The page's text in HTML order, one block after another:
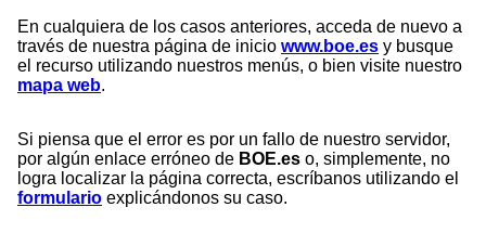
En cualquiera de los casos anteriores, acceda de nuevo a
través de nuestra página de inicio www.boe.es y busque
el recurso utilizando nuestros menús, o bien visite nuestro
mapa web.
Si piensa que el error es por un fallo de nuestro servidor,
por algún enlace erróneo de BOE.es o, simplemente, no
logra localizar la página correcta, escríbanos utilizando el
formulario explicándonos su caso.